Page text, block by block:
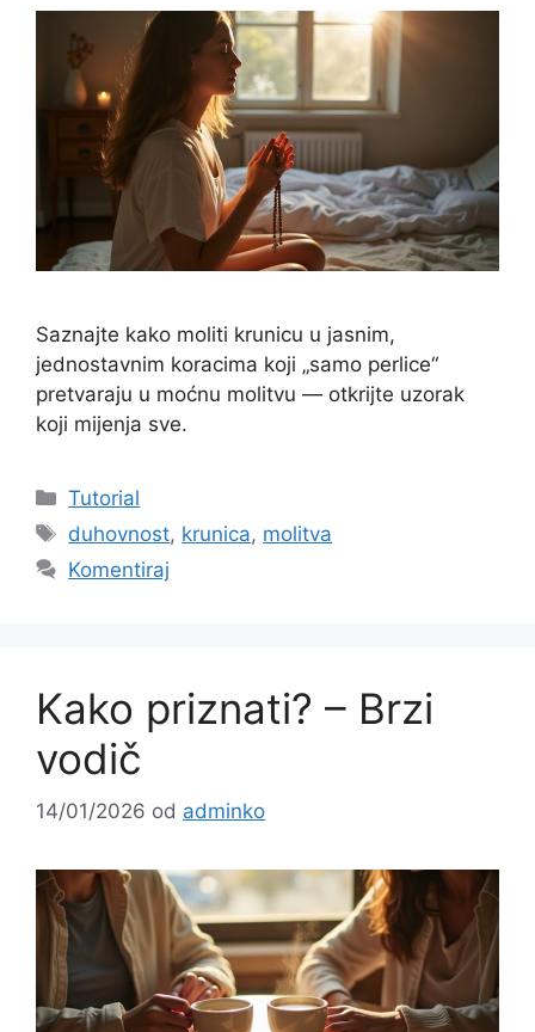
Saznajte kako moliti krunicu u jasnim,
jednostavnim koracima koji „samo perlice“
pretvaraju u moćnu molitvu — otkrijte uzorak
koji mijenja sve.
Kategorije
Tutorial
Oznake
duhovnost, krunica, molitva
Komentiraj
Kako priznati? – Brzi
vodič
14/01/2026 od adminko